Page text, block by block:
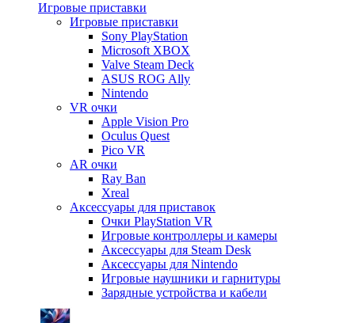
Игровые приставки
Игровые приставки
Sony PlayStation
Microsoft XBOX
Valve Steam Deck
ASUS ROG Ally
Nintendo
VR очки
Apple Vision Pro
Oculus Quest
Pico VR
AR очки
Ray Ban
Xreal
Аксессуары для приставок
Очки PlayStation VR
Игровые контроллеры и камеры
Аксессуары для Steam Desk
Аксессуары для Nintendo
Игровые наушники и гарнитуры
Зарядные устройства и кабели